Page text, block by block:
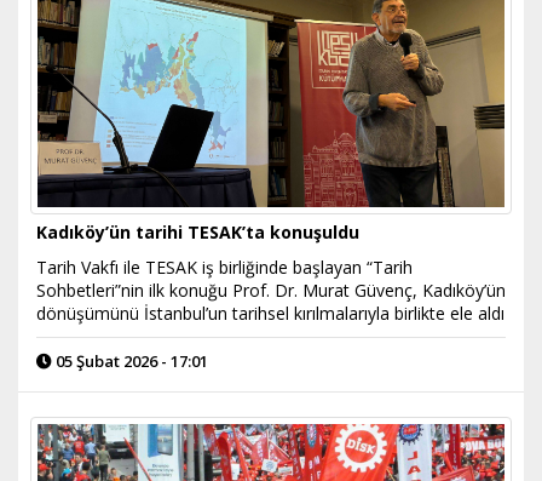
Kadıköy’ün tarihi TESAK’ta konuşuldu
Tarih Vakfı ile TESAK iş birliğinde başlayan “Tarih
Sohbetleri”nin ilk konuğu Prof. Dr. Murat Güvenç, Kadıköy’ün
dönüşümünü İstanbul’un tarihsel kırılmalarıyla birlikte ele aldı
05 Şubat 2026 - 17:01